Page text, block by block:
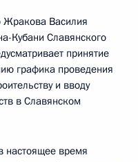
Жракова Василия
Кубани Славянского
принятие
графика проведения
и вводу
в Славянском
настоящее время